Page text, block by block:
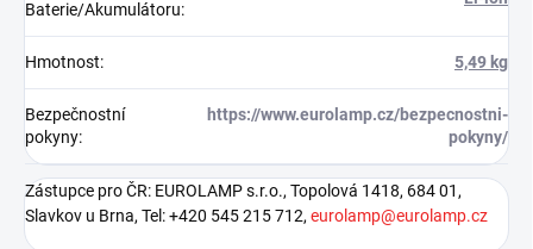
Baterie/Akumulátoru:
Hmotnost: 5,49 kg
Bezpečnostní
pokyny:
https://www.eurolamp.cz/bezpecnostni-
pokyny/
Zástupce pro ČR: EUROLAMP s.r.o., Topolová 1418, 684 01,
Slavkov u Brna, Tel: +420 545 215 712, eurolamp@eurolamp.cz